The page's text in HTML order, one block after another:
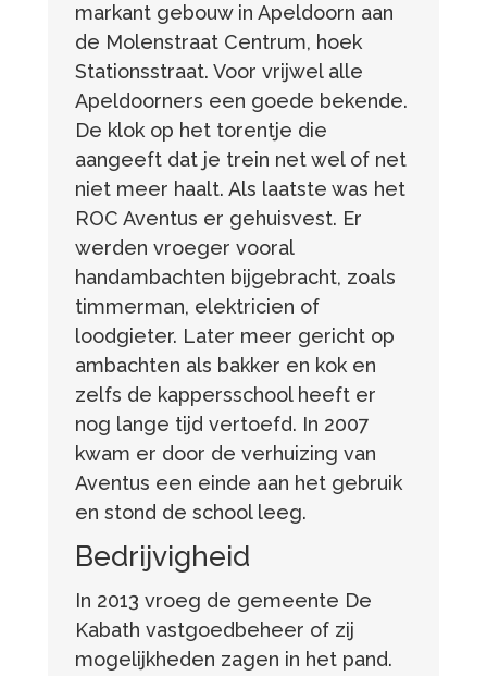
markant gebouw in Apeldoorn aan
de Molenstraat Centrum, hoek
Stationsstraat. Voor vrijwel alle
Apeldoorners een goede bekende.
De klok op het torentje die
aangeeft dat je trein net wel of net
niet meer haalt. Als laatste was het
ROC Aventus er gehuisvest. Er
werden vroeger vooral
handambachten bijgebracht, zoals
timmerman, elektricien of
loodgieter. Later meer gericht op
ambachten als bakker en kok en
zelfs de kappersschool heeft er
nog lange tijd vertoefd. In 2007
kwam er door de verhuizing van
Aventus een einde aan het gebruik
en stond de school leeg.
Bedrijvigheid
In 2013 vroeg de gemeente De
Kabath vastgoedbeheer of zij
mogelijkheden zagen in het pand.